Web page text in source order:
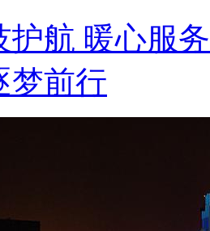
护航 暖心服
梦前行